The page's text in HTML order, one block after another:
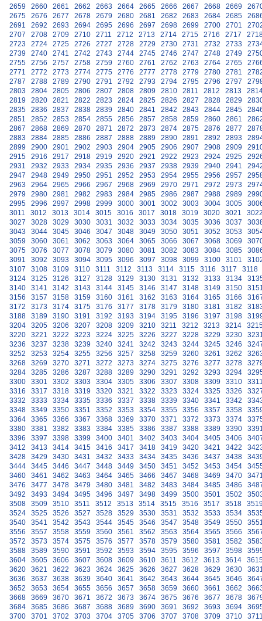
2659
2660 2661 2662 2663 2664 2665 2666 2667 2668 2669
2675
2676 2677 2678 2679 2680 2681 2682 2683 2684 2685
2691
2692 2693 2694 2695 2696 2697 2698 2699 2700 2701
2707
2708 2709 2710 2711 2712 2713 2714 2715 2716 2717
2723
2724 2725 2726 2727 2728 2729 2730 2731 2732 2733
2739
2740 2741 2742 2743 2744 2745 2746 2747 2748 2749
2755
2756 2757 2758 2759 2760 2761 2762 2763 2764 2765
2771
2772 2773 2774 2775 2776 2777 2778 2779 2780 2781
2787
2788 2789 2790 2791 2792 2793 2794 2795 2796 2797
2803
2804 2805 2806 2807 2808 2809 2810 2811 2812 2813
2819
2820 2821 2822 2823 2824 2825 2826 2827 2828 2829
2835
2836 2837 2838 2839 2840 2841 2842 2843 2844 2845
2851
2852 2853 2854 2855 2856 2857 2858 2859 2860 2861
2867
2868 2869 2870 2871 2872 2873 2874 2875 2876 2877
2883
2884 2885 2886 2887 2888 2889 2890 2891 2892 2893
2899
2900 2901 2902 2903 2904 2905 2906 2907 2908 2909
2915
2916 2917 2918 2919 2920 2921 2922 2923 2924 2925
2931
2932 2933 2934 2935 2936 2937 2938 2939 2940 2941
2947
2948 2949 2950 2951 2952 2953 2954 2955 2956 2957
2963
2964 2965 2966 2967 2968 2969 2970 2971 2972 2973
2979
2980 2981 2982 2983 2984 2985 2986 2987 2988 2989
2995
2996 2997 2998 2999 3000 3001 3002 3003 3004 3005
3011
3012 3013 3014 3015 3016 3017 3018 3019 3020 3021
3027
3028 3029 3030 3031 3032 3033 3034 3035 3036 3037
3043
3044 3045 3046 3047 3048 3049 3050 3051 3052 3053
3059
3060 3061 3062 3063 3064 3065 3066 3067 3068 3069
3075
3076 3077 3078 3079 3080 3081 3082 3083 3084 3085
3091
3092 3093 3094 3095 3096 3097 3098 3099 3100 3101
3107
3108 3109 3110 3111 3112 3113 3114 3115 3116 3117
3118
3124
3125 3126 3127 3128 3129 3130 3131 3132 3133 3134
3140
3141 3142 3143 3144 3145 3146 3147 3148 3149 3150
3156
3157 3158 3159 3160 3161 3162 3163 3164 3165 3166
3172
3173 3174 3175 3176 3177 3178 3179 3180 3181 3182
3188
3189 3190 3191 3192 3193 3194 3195 3196 3197 3198
3204
3205 3206 3207 3208 3209 3210 3211 3212 3213 3214
3220
3221 3222 3223 3224 3225 3226 3227 3228 3229 3230
3236
3237 3238 3239 3240 3241 3242 3243 3244 3245 3246
3252
3253 3254 3255 3256 3257 3258 3259 3260 3261 3262
3268
3269 3270 3271 3272 3273 3274 3275 3276 3277 3278
3284
3285 3286 3287 3288 3289 3290 3291 3292 3293 3294
3300
3301 3302 3303 3304 3305 3306 3307 3308 3309 3310
3316
3317 3318 3319 3320 3321 3322 3323 3324 3325 3326
3332
3333 3334 3335 3336 3337 3338 3339 3340 3341 3342
3348
3349 3350 3351 3352 3353 3354 3355 3356 3357 3358
3364
3365 3366 3367 3368 3369 3370 3371 3372 3373 3374
3380
3381 3382 3383 3384 3385 3386 3387 3388 3389 3390
3396
3397 3398 3399 3400 3401 3402 3403 3404 3405 3406
3412
3413 3414 3415 3416 3417 3418 3419 3420 3421 3422
3428
3429 3430 3431 3432 3433 3434 3435 3436 3437 3438
3444
3445 3446 3447 3448 3449 3450 3451 3452 3453 3454
3460
3461 3462 3463 3464 3465 3466 3467 3468 3469 3470
3476
3477 3478 3479 3480 3481 3482 3483 3484 3485 3486
3492
3493 3494 3495 3496 3497 3498 3499 3500 3501 3502
3508
3509 3510 3511 3512 3513 3514 3515 3516 3517 3518
3524
3525 3526 3527 3528 3529 3530 3531 3532 3533 3534
3540
3541 3542 3543 3544 3545 3546 3547 3548 3549 3550
3556
3557 3558 3559 3560 3561 3562 3563 3564 3565 3566
3572
3573 3574 3575 3576 3577 3578 3579 3580 3581 3582
3588
3589 3590 3591 3592 3593 3594 3595 3596 3597 3598
3604
3605 3606 3607 3608 3609 3610 3611 3612 3613 3614
3620
3621 3622 3623 3624 3625 3626 3627 3628 3629 3630
3636
3637 3638 3639 3640 3641 3642 3643 3644 3645 3646
3652
3653 3654 3655 3656 3657 3658 3659 3660 3661 3662
3668
3669 3670 3671 3672 3673 3674 3675 3676 3677 3678
3684
3685 3686 3687 3688 3689 3690 3691 3692 3693 3694
3700
3701 3702 3703 3704 3705 3706 3707 3708 3709 3710